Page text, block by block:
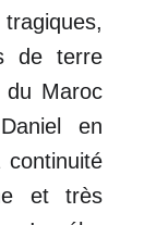
de terre
du Maroc
en
continuité
et très